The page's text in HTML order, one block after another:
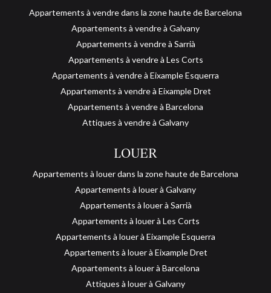
Appartements à vendre dans la zone haute de Barcelona
Appartements à vendre à Galvany
Appartements à vendre à Sarrià
Appartements à vendre à Les Corts
Appartements à vendre à Eixample Esquerra
Appartements à vendre à Eixample Dret
Appartements à vendre à Barcelona
Attiques à vendre à Galvany
LOUER
Appartements à louer dans la zone haute de Barcelona
Appartements à louer à Galvany
Appartements à louer à Sarrià
Appartements à louer à Les Corts
Appartements à louer à Eixample Esquerra
Appartements à louer à Eixample Dret
Appartements à louer à Barcelona
Attiques à louer à Galvany
Enregistrer les paramètres